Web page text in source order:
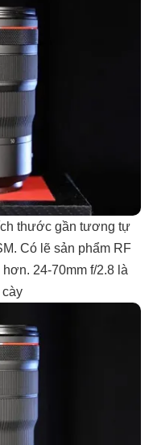
thước gần tương tự
Có lẽ sản phẩm RF
24-70mm f/2.8 là